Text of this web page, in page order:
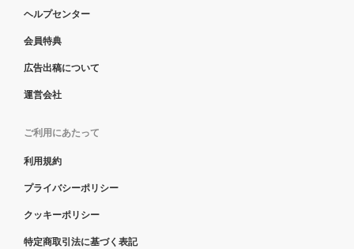
ヘルプセンター
会員特典
広告出稿について
運営会社
ご利用にあたって
利用規約
プライバシーポリシー
クッキーポリシー
特定商取引法に基づく表記